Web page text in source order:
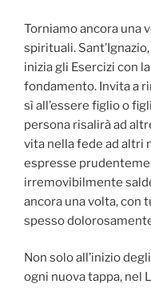
Torniamo ancora una
spirituali.
inizia gli Esercizi con
fondamento. Invita a
sì all’essere figlio o
persona risalirà ad
vita nella fede ad altri
espresse
irremovibilmente
ancora una volta, con
spesso
Non solo all’inizio
ogni nuova tappa, nel